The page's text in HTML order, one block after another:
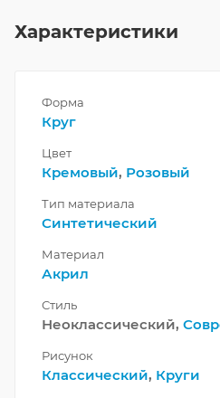
Характеристики
Форма
Круг
Цвет
Кремовый, Розовый
Тип материала
Синтетический
Материал
Акрил
Стиль
Неоклассический,
Рисунок
Классический, Круги